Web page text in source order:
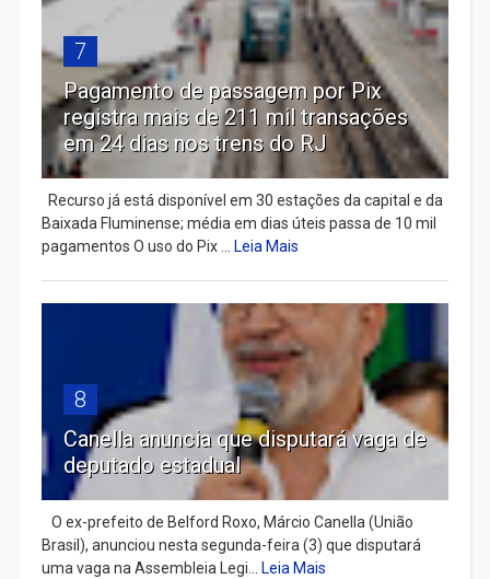
7
Pagamento de passagem por Pix
registra mais de 211 mil transações
em 24 dias nos trens do RJ
Recurso já está disponível em 30 estações da capital e da
Baixada Fluminense; média em dias úteis passa de 10 mil
pagamentos O uso do Pix ... Leia Mais
8
Canella anuncia que disputará vaga de
deputado estadual
​ O ex-prefeito de Belford Roxo, Márcio Canella (União
Brasil), anunciou nesta segunda-feira (3) que disputará
uma vaga na Assembleia Legi... Leia Mais